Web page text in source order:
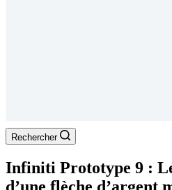
Rechercher
Infiniti Prototype 9 :